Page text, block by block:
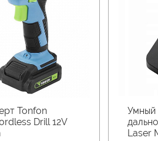
Tonfon
Drill 12V
Умный
Laser